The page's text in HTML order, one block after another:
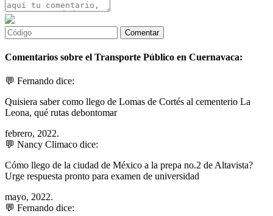
Comentarios sobre el Transporte Público en Cuernavaca:
💬 Fernando dice:
Quisiera saber como llego de Lomas de Cortés al cementerio La
Leona, qué rutas debontomar
febrero, 2022.
💬 Nancy Climaco dice:
Cómo llego de la ciudad de México a la prepa no.2 de Altavista?
Urge respuesta pronto para examen de universidad
mayo, 2022.
💬 Fernando dice: